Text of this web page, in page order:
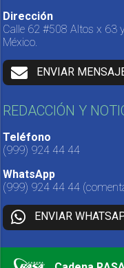
Dirección
Calle 62 #508 Altos x 63
México.
ENVIAR
REDACCIÓN Y
Teléfono
(999) 924 44 44
WhatsApp
(999) 924 44 44
ENVIAR